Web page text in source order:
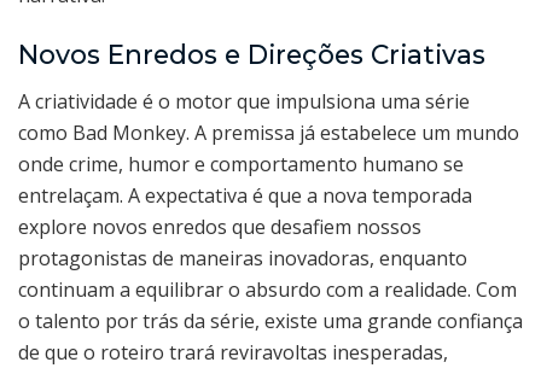
Novos Enredos e Direções Criativas
A criatividade é o motor que impulsiona uma série
como Bad Monkey. A premissa já estabelece um mundo
onde crime, humor e comportamento humano se
entrelaçam. A expectativa é que a nova temporada
explore novos enredos que desafiem nossos
protagonistas de maneiras inovadoras, enquanto
continuam a equilibrar o absurdo com a realidade. Com
o talento por trás da série, existe uma grande confiança
de que o roteiro trará reviravoltas inesperadas,